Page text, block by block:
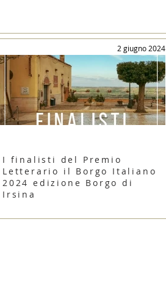
2 giugno 2024
I finalisti del Premio
Letterario il Borgo Italiano
2024 edizione Borgo di
Irsina